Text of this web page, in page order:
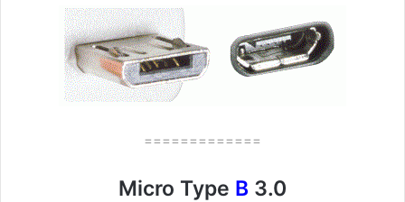
=============
Micro Type B 3.0